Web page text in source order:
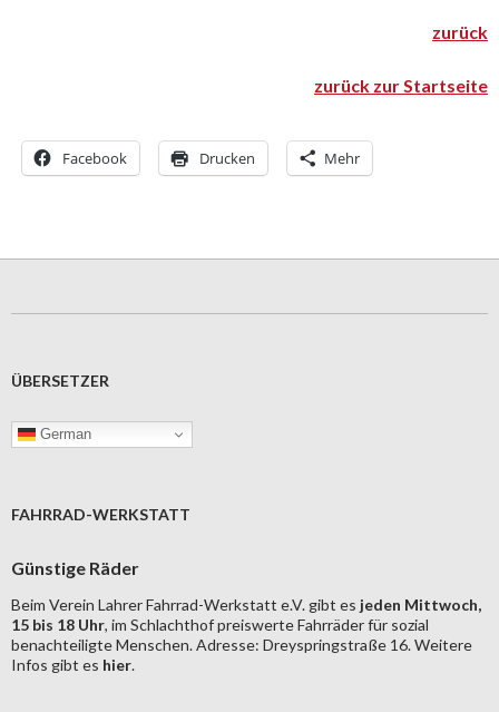
zurück
zurück zur Startseite
Facebook Drucken Mehr
ÜBERSETZER
German
FAHRRAD-WERKSTATT
Günstige Räder
Beim Verein Lahrer Fahrrad-Werkstatt e.V. gibt es jeden Mittwoch,
15 bis 18 Uhr, im Schlachthof preiswerte Fahrräder für sozial
benachteiligte Menschen. Adresse: Dreyspringstraße 16. Weitere
Infos gibt es hier.